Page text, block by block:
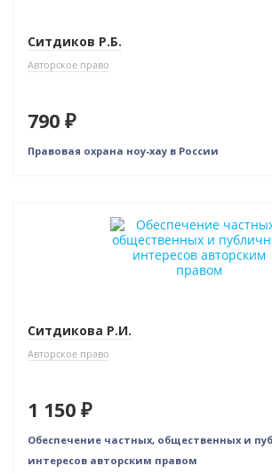
Ситдиков Р.Б.
Авторское право
790 ₽
Правовая охрана ноу-хау в России
Ситдикова Р.И.
Авторское право
1 150 ₽
Обеспечение частных, общественных и
интересов авторским правом